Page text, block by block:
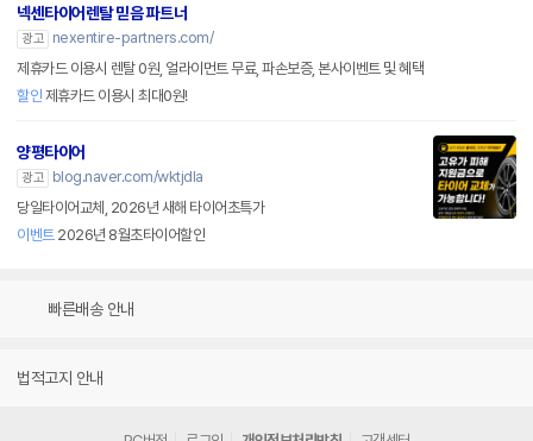
넥센타이어렌탈 믿음 파트너
광고
nexentire-partners.com/
제휴카드 이용시 렌탈 0원, 얼라이먼트 무료, 파손보증, 본사이벤트 및 혜택
할인 제휴카드 이용시 최대0원!
양평타이어
광고
blog.naver.com/wktjdla
당일타이어교체, 2026년 새해 타이어초특가
이벤트2026년 8월초타이어할인
빠른배송 안내
법적고지 안내